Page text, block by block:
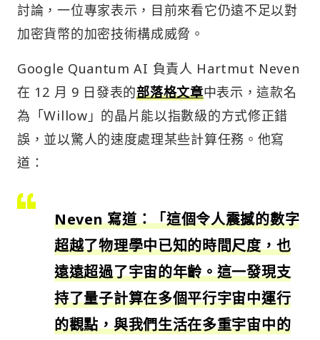
討論，一位專家表示，目前來看它仍遠不足以對
加密貨幣的加密技術構成威脅。
Google Quantum AI 負責人 Hartmut Neven
在 12 月 9 日發表的部落格文章中表示，這款名
為「Willow」的晶片能以指數級的方式修正錯
誤，並以驚人的速度處理某些計算任務。他寫
道：
Neven 寫道：「這個令人震撼的數字
超越了物理學中已知的時間尺度，也
遠遠超過了宇宙的年齡。這一發現支
持了量子計算在多個平行宇宙中運行
的觀點，與我們生活在多重宇宙中的